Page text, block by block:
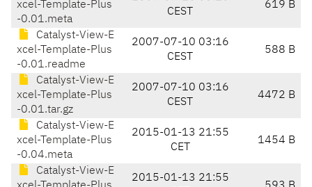
xcel-Template-Plus
-0.01.meta
CEST
619 B
Catalyst-View-E
xcel-Template-Plus
-0.01.readme
2007-07-10 03:16
CEST
588 B
Catalyst-View-E
xcel-Template-Plus
-0.01.tar.gz
2007-07-10 03:16
CEST
4472 B
Catalyst-View-E
xcel-Template-Plus
-0.04.meta
2015-01-13 21:55
CET
1454 B
Catalyst-View-E
2015-01-13 21:55